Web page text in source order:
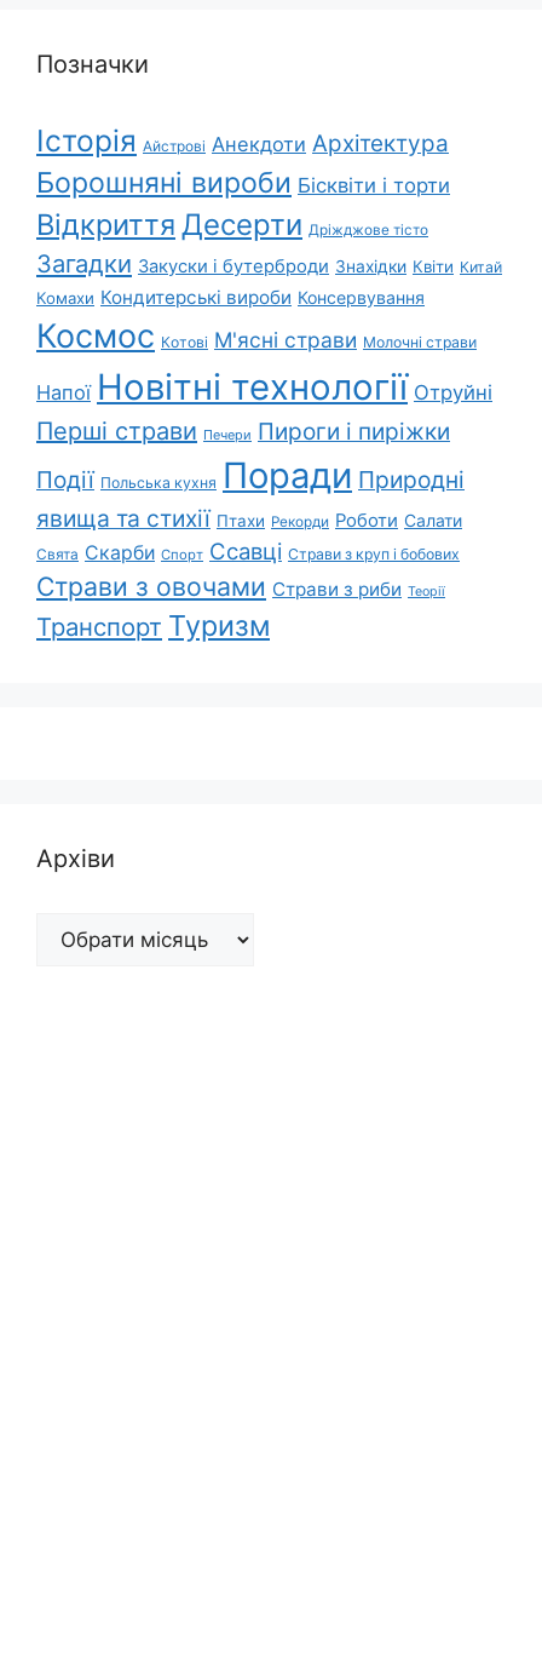
Позначки
Історія Айстрові Анекдоти Архітектура
Борошняні вироби Бісквіти і торти
Відкриття Десерти Дріжджове тісто
Загадки Закуски і бутерброди Знахідки Квіти Китай
Комахи Кондитерські вироби Консервування
Космос Котові М'ясні страви Молочні страви
Напої Новітні технології Отруйні
Перші страви Печери Пироги і пиріжки
Події Польська кухня Поради Природні
явища та стихії Птахи Рекорди Роботи Салати
Свята Скарби Спорт Ссавці Страви з круп і бобових
Страви з овочами Страви з риби Теорії
Транспорт Туризм
Архіви
Архіви